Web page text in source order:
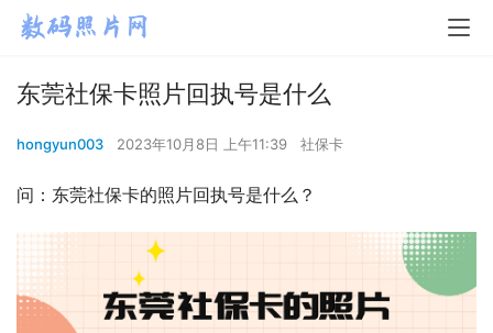
东莞社保卡照片回执号是什么
hongyun003 2023年10月8日 上午11:39 社保卡
问：东莞社保卡的照片回执号是什么？